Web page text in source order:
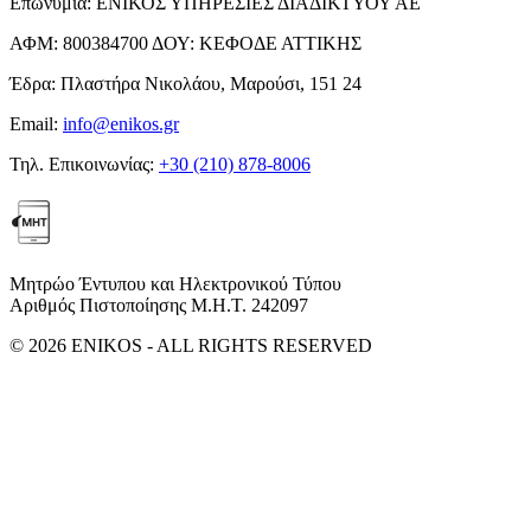
ΑΦΜ: 800384700 ΔΟΥ: ΚΕΦΟΔΕ ΑΤΤΙΚΗΣ
Έδρα: Πλαστήρα Νικολάου, Μαρούσι, 151 24
Email: info@enikos.gr
Τηλ. Επικοινωνίας: +30 (210) 878-8006
Μητρώο Έντυπου και Ηλεκτρονικού Τύπου
Αριθμός Πιστοποίησης Μ.Η.Τ. 242097
© 2026 ENIKOS - ALL RIGHTS RESERVED